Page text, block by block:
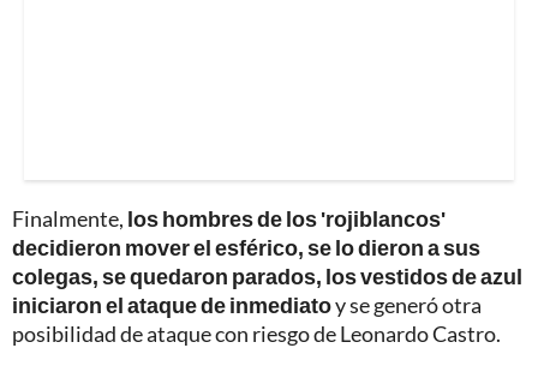
Finalmente, los hombres de los 'rojiblancos'
decidieron mover el esférico, se lo dieron a sus
colegas, se quedaron parados, los vestidos de azul
iniciaron el ataque de inmediatoy se generó otra
posibilidad de ataque con riesgo de Leonardo Castro.